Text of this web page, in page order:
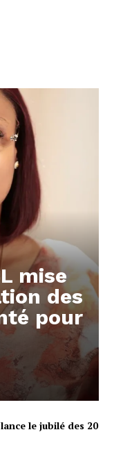
mise
des
pour
le jubilé des 20